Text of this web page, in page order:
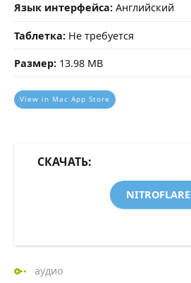
Язык интерфейса: Английский
Таблетка: Не требуется
Размер: 13.98 MB
View in Mac App Store
СКАЧАТЬ:
NITROFLARE
аудио